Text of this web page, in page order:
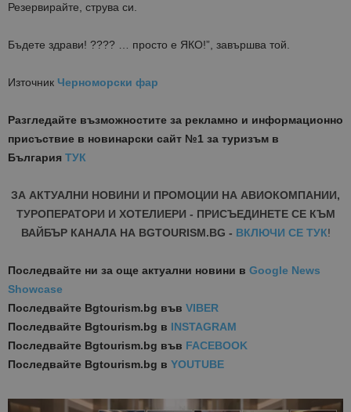
Резервирайте, струва си.
Бъдете здрави! ???? … просто е ЯКО!”, завършва той.
Източник Черноморски фар
Разгледайте възможностите за рекламно и информационно
присъствие в новинарски сайт №1 за туризъм в
България ТУК
ЗА АКТУАЛНИ НОВИНИ И ПРОМОЦИИ НА АВИОКОМПАНИИ,
ТУРОПЕРАТОРИ И ХОТЕЛИЕРИ - ПРИСЪЕДИНЕТЕ СЕ КЪМ
ВАЙБЪР КАНАЛА НА BGTOURISM.BG - ВКЛЮЧИ СЕ ТУК!
Последвайте ни за още актуални новини в Google News
Showcase
Последвайте Bgtourism.bg във VIBER
Последвайте Bgtourism.bg в INSTAGRAM
Последвайте Bgtourism.bg във FACEBOOK
Последвайте Bgtourism.bg в YOUTUBE